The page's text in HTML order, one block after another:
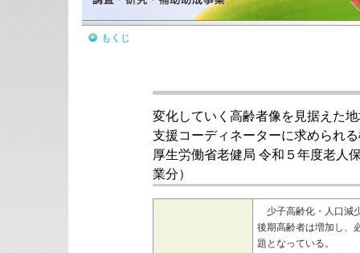
もくじ
変化していく高齢者像を見据えた
支援コーディネーターに求められ
厚生労働省老健局 令和５年度老人
業分）
少子高齢化・人口減
後期高齢者は増加し、
題となっている。